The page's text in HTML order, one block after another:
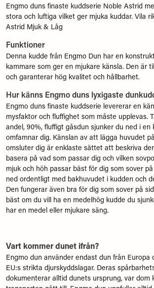
Engmo duns finaste kuddserie Noble Astrid
stora och luftiga vilket ger mjuka kuddar. Vila
Astrid Mjuk & Låg
Funktioner
Denna kudde från Engmo Dun har en
kammare som ger en mjukare känsla. Den är
och garanterar hög kvalitet och hållbarhet.
Hur känns Engmo duns lyxigaste
Engmo duns finaste kuddserie levererar en
mysfaktor och fluffighet som måste upplevas.
andel, 90%, fluffigt gåsdun sjunker du ned i
omfamnar dig. Känslan av att lägga huvudet
omsluter dig är enklaste sättet att beskriva
basera på vad som passar dig och vilken
mjuk och höh passar bäst för dig som sover
ned ordentligt med bakhuvudet i kudden och
Den fungerar även bra för dig som sover på
bäst om du vill ha en medelhög kudde du
har en medel eller mjukare säng.
Vart kommer dunet ifrån?
Engmo dun använder endast dun från Europa
EU:s strikta djurskyddslagar. Deras
dokumenterar alltid dunets ursprung, var dom